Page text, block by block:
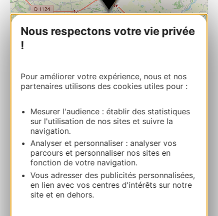
Nous respectons votre vie privée
!
Pour améliorer votre expérience, nous et nos
partenaires utilisons des cookies utiles pour :
Mesurer l'audience : établir des statistiques
sur l'utilisation de nos sites et suivre la
navigation.
Analyser et personnaliser : analyser vos
parcours et personnaliser nos sites en
fonction de votre navigation.
Vous adresser des publicités personnalisées,
en lien avec vos centres d'intérêts sur notre
site et en dehors.
Le 59
9 route d’Auch 32270 AUBIET
Calcola il tuo percorso